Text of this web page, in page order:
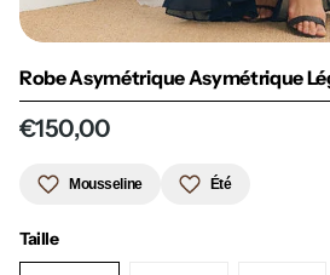
Robe Asymétrique Asymétrique
€150,00
Mousseline Été
Taille